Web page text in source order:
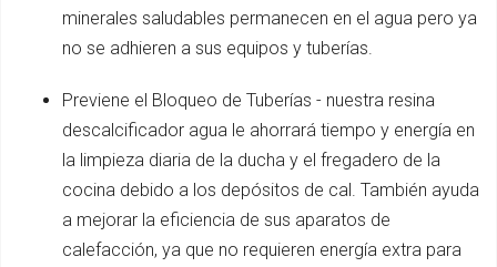
minerales saludables permanecen en el agua pero ya
no se adhieren a sus equipos y tuberías.
Previene el Bloqueo de Tuberías - nuestra resina
descalcificador agua le ahorrará tiempo y energía en
la limpieza diaria de la ducha y el fregadero de la
cocina debido a los depósitos de cal. También ayuda
a mejorar la eficiencia de sus aparatos de
calefacción, ya que no requieren energía extra para